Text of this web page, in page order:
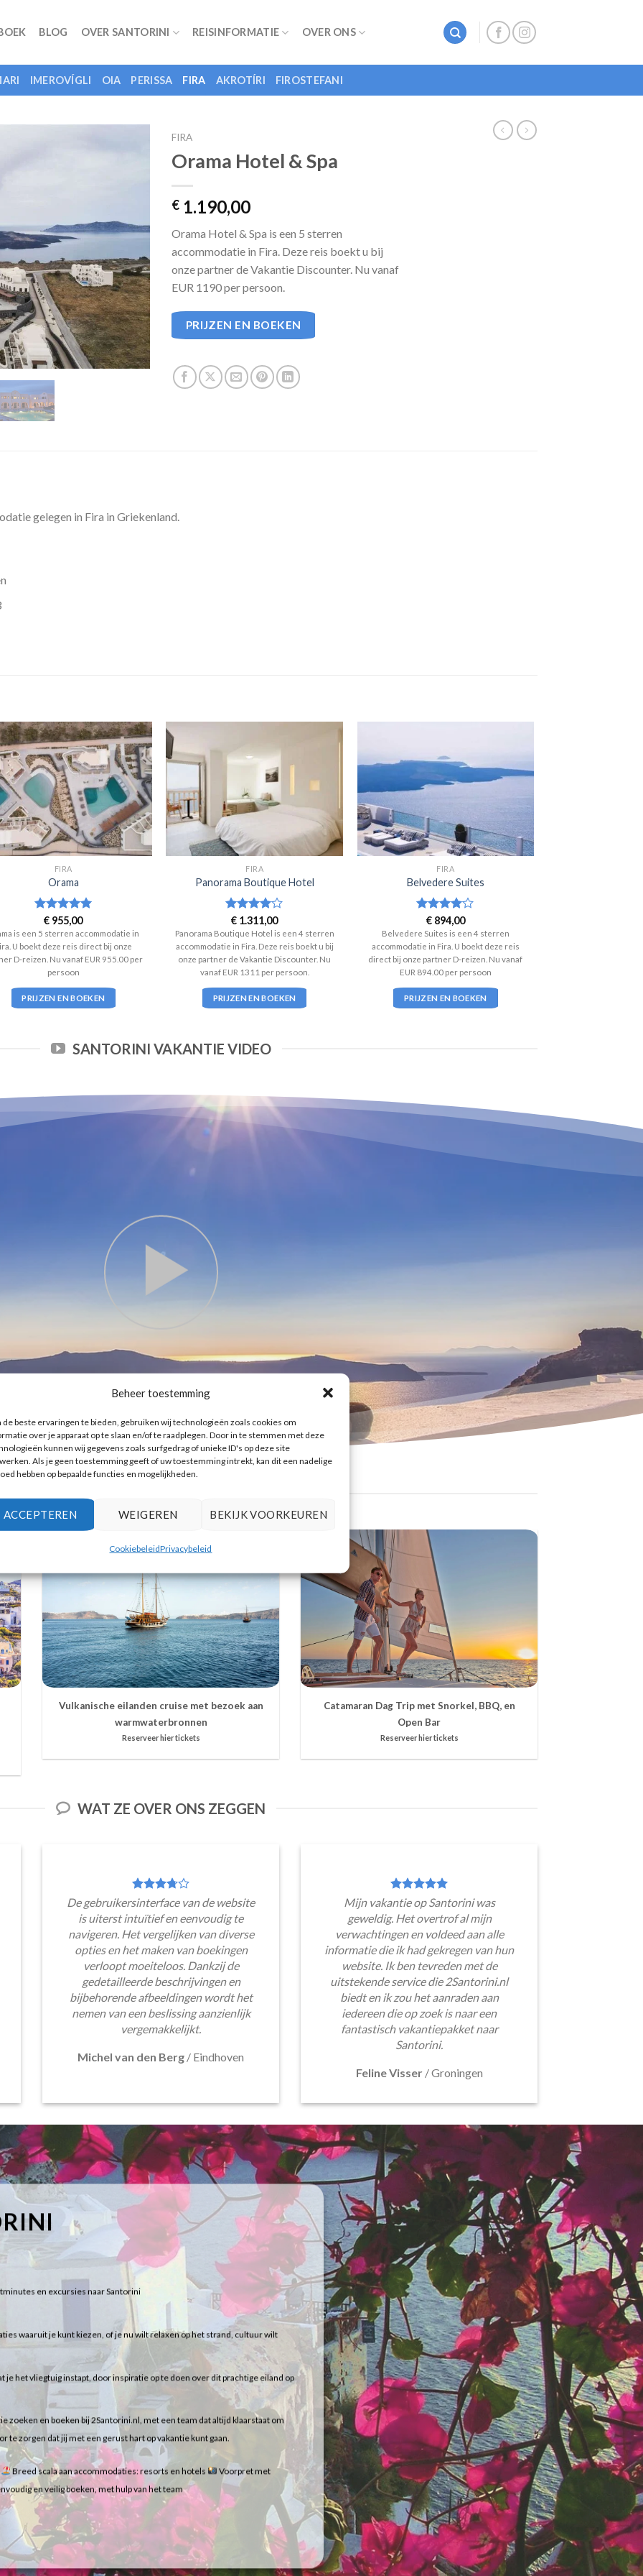
Beheer toestemming
de beste ervaringen te bieden, gebruiken wij technologieën zoals cookies om
over je apparaat op te slaan en/of te raadplegen. Door in te stemmen met deze
kunnen wij gegevens zoals surfgedrag of unieke ID's op deze site
Als je geen toestemming geeft of uw toestemming intrekt, kan dit een nadelige
hebben op bepaalde functies en mogelijkheden.
ACCEPTEREN WEIGEREN BEKIJK VOORKEUREN
CookiebeleidPrivacybeleid
BLOG OVER SANTORINI REISINFORMATIE OVER ONS
IMEROVÍGLI OIA PERISSA FIRA AKROTÍRI FIROSTEFANI
FIRA
Orama Hotel & Spa
€ 1.190,00
Orama Hotel & Spa is een 5 sterren
accommodatie in Fira. Deze reis boekt u bij
onze partner de Vakantie Discounter. Nu vanaf
EUR 1190 per persoon.
PRIJZEN EN BOEKEN
gelegen in Fira in Griekenland.
FIRA
Orama
Waardering
5uit 5
€ 955,00
is een 5 sterren accommodatie in
U boekt deze reis direct bij onze
D-reizen. Nu vanaf EUR 955.00 per
persoon
PRIJZEN EN BOEKEN
FIRA
Panorama Boutique Hotel
Waardering
4uit 5
€ 1.311,00
Panorama Boutique Hotel is een 4 sterren
accommodatie in Fira. Deze reis boekt u bij
onze partner de Vakantie Discounter. Nu
vanaf EUR 1311 per persoon.
PRIJZEN EN BOEKEN
FIRA
Belvedere Suites
Waardering
4 uit 5
€894,00
Belvedere Suites is een 4 sterren
accommodatie in Fira. U boekt deze reis
direct bij onze partner D-reizen. Nu vanaf
EUR 894.00 per persoon
PRIJZEN EN BOEKEN
SANTORINI VAKANTIE VIDEO
Vulkanische eilanden cruise met bezoek aan
warmwaterbronnen
Reserveer hier tickets
Catamaran Dag Trip met Snorkel, BBQ, en
Open Bar
Reserveer hier tickets
WAT ZE OVER ONS ZEGGEN
De gebruikersinterface van de website
is uiterst intuïtief en eenvoudig te
navigeren. Het vergelijken van diverse
opties en het maken van boekingen
verloopt moeiteloos. Dankzij de
gedetailleerde beschrijvingen en
bijbehorende afbeeldingen wordt het
nemen van een beslissing aanzienlijk
vergemakkelijkt.
Michel van den Berg / Eindhoven
Mijn vakantie op Santorini was
geweldig. Het overtrof al mijn
verwachtingen en voldeed aan alle
informatie die ik had gekregen van hun
website. Ik ben tevreden met de
uitstekende service die 2Santorini.nl
biedt en ik zou het aanraden aan
iedereen die op zoek is naar een
fantastisch vakantiepakket naar
Santorini.
Feline Visser /Groningen
en excursies naar Santorini
waaruit je kunt kiezen, of je nu wilt relaxen op het strand, cultuur wilt
je het vliegtuig instapt, door inspiratie op te doen over dit prachtige eiland op
zoeken en boeken bij 2Santorini.nl, met een team dat altijd klaarstaat om
te zorgen dat jij met een gerust hart op vakantie kunt gaan.
Breed scala aan accommodaties: resorts en hotels
Voorpret met
en veilig boeken, met hulp van het team